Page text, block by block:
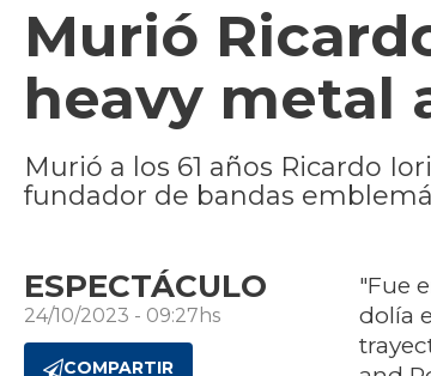
Murió
heavy metal
Murió a los 61 años Ricardo
fundador de bandas
ESPECTÁCULO
24/10/2023 - 09:27hs
COMPARTIR
"Fue
dolía